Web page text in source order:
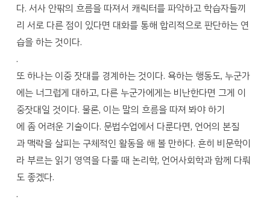
다. 서사 안팎의 흐름을 따져서 캐릭터를 파악하고 학습자들끼
리 서로 다른 점이 있다면 대화를 통해 합리적으로 판단하는 연
습을 하는 것이다.
.
또 하나는 이중 잣대를 경계하는 것이다. 욕하는 행동도, 누군가
에는 너그럽게 대하고, 다른 누군가에게는 비난한다면 그게 이
중잣대일 것이다. 물론, 이는 말의 흐름을 따져 봐야 하기
에 좀 어려운 기술이다. 문법수업에서 다룬다면, 언어의 본질
과 맥락을 살피는 구체적인 활동을 해 볼 만하다. 흔히 비문학이
라 부르는 읽기 영역을 다룰 때 논리학, 언어사회학과 함께 다뤄
도 좋겠다.
.